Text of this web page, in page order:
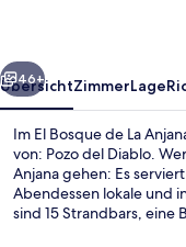
Weiter
46+
ÜbersichtZimmerLage
Im El Bosque de La
von: Pozo del Diablo.
Anjana gehen: Es
Abendessen lokale und
sind 15 Strandbars, eine